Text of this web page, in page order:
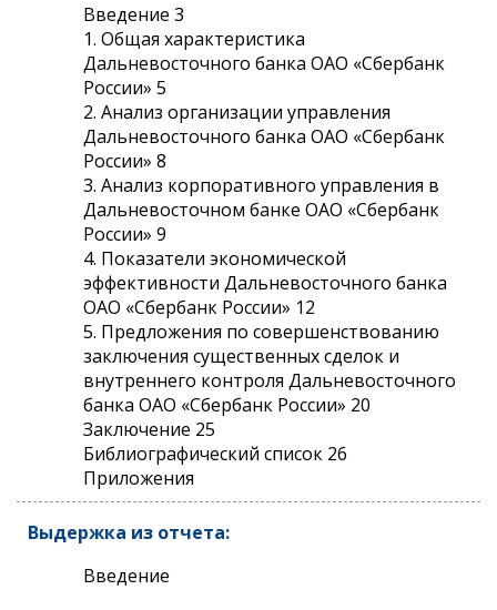
Введение 3
1. Общая характеристика
Дальневосточного банка ОАО «Сбербанк
России» 5
2. Анализ организации управления
Дальневосточного банка ОАО «Сбербанк
России» 8
3. Анализ корпоративного управления в
Дальневосточном банке ОАО «Сбербанк
России» 9
4. Показатели экономической
эффективности Дальневосточного банка
ОАО «Сбербанк России» 12
5. Предложения по совершенствованию
заключения существенных сделок и
внутреннего контроля Дальневосточного
банка ОАО «Сбербанк России» 20
Заключение 25
Библиографический список 26
Приложения
Выдержка из отчета:
Введение